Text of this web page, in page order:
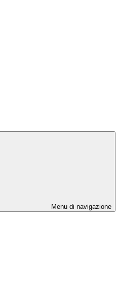
Menu di navigazione